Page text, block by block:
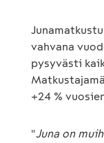
vahvana
pysyvästi
+24 %
"Juna on